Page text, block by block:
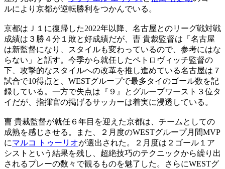
ルにより京都が逆転勝利をつかんでいる。
京都はＪ１に復帰した2022年以降、名古屋とのリーグ戦対戦
成績は３勝４分１敗と好成績だが、曺 貴裁監督は「名古屋
は新監督になり、スタイルも変わっているので、参考にはな
らない」と話す。今季から就任したペトロヴィッチ監督の
下、攻撃的なスタイルへの改革を推し進めている名古屋は７
試合で10得点と、WESTグループで最多タイのゴール数を記
録している。一方で失点は『９』とグループワースト３位タ
イだが、指揮官の掲げるサッカーは着実に浸透している。
曺 貴裁監督が就任６年目を迎えた京都は、チームとしての
成熟を感じさせる。また、２月度のWESTグループ月間MVP
にマルコ トゥーリオが選出された。２月度は２ゴール１ア
シストという結果を残し、超絶技巧のテクニックから繰り出
されるプレーの数々で観るものを魅了した。さらにWESTグ